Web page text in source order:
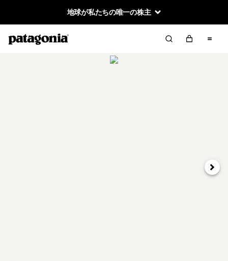
地球が私たちの唯一の株主
次へ